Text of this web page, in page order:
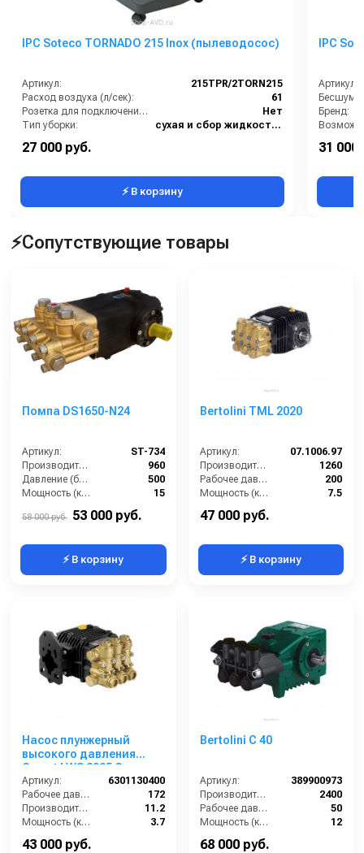
IPC Soteco TORNADO 215 Inox (пылеводосос)
Артикул:
215TPR/2TORN215
Расход воздуха (л/сек):
61
Розетка для подключения инструмента:
Нет
Тип уборки:
сухая и сбор жидкостей
Материал бака:
27 000 руб.
⚡ В корзину
IPC
Артикул:
Бренд:
31 000
⚡Сопутствующие товары
Помпа DS1650-N24
Артикул:
ST-734
Производительность (л/ч):
960
Давление (бар):
500
Мощность (кВт):
15
58 000 руб. 53 000 руб.
⚡ В корзину
Bertolini TML 2020
Артикул:
07.1006.97
Производительность (л/ч):
1260
Рабочее давление (бар):
200
Мощность (кВт):
7.5
47 000 руб.
⚡ В корзину
Насос плунжерный
высокого давления
Comet LWS 3025 G
(11,2/172) 1750 об/мин ø
20 мм п.в. MITSUBISHI
Артикул:
6301130400
Рабочее давление (бар):
172
Производительность (л/мин):
11.2
Мощность (кВт):
3.7
43 000 руб.
Bertolini С 40
Артикул:
389900973
Производительность (л/ч):
2400
Рабочее давление (бар):
50
Мощность (кВт):
12
68 000 руб.